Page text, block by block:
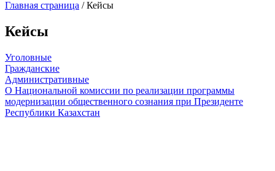
Главная страница /Кейсы
Кейсы
Уголовные
Гражданские
Административные
О Национальной комиссии по реализации программы
модернизации общественного сознания при Президенте
Республики Казахстан